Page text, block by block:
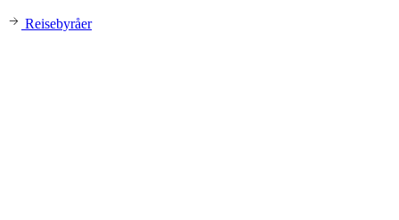
Reisebyråer